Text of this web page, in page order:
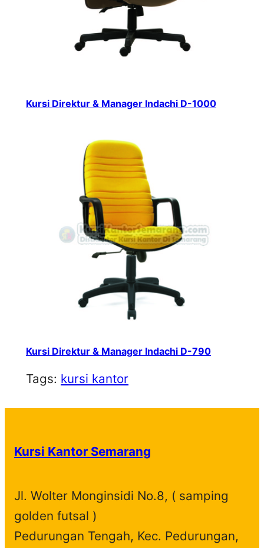
Kursi Direktur & Manager Indachi D-1000
Kursi Direktur & Manager Indachi D-790
Tags: kursi kantor
Kursi Kantor Semarang
Jl. Wolter Monginsidi No.8, ( samping
golden futsal )
Pedurungan Tengah, Kec. Pedurungan,